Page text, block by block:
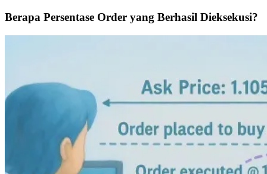
Berapa Persentase Order yang Berhasil Dieksekusi?